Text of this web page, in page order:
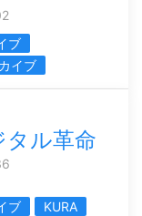
ブ
イブ
タル革命
ブ
KURA